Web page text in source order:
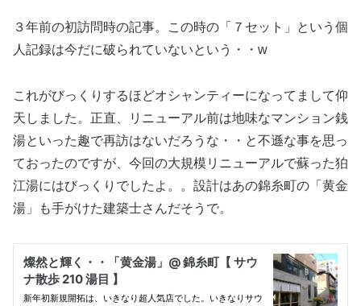
３年前の初訪問時の記事。この時の「７セット」という個
人記録は今だに破られていないという・・w
これがびっくりするほどオシャンティーになってまして仰
天しました。正直、リニューアル前は地味なマンション銭
湯といった趣で再訪はないだろうな・・と不遜な事を思っ
ておったのですが、今回の大規模リニューアルで蘇った狛
江湯にはびっくりでしたよ。。設計はあの錦糸町の「黄金
湯」も手がけた建築士さんだそうで。